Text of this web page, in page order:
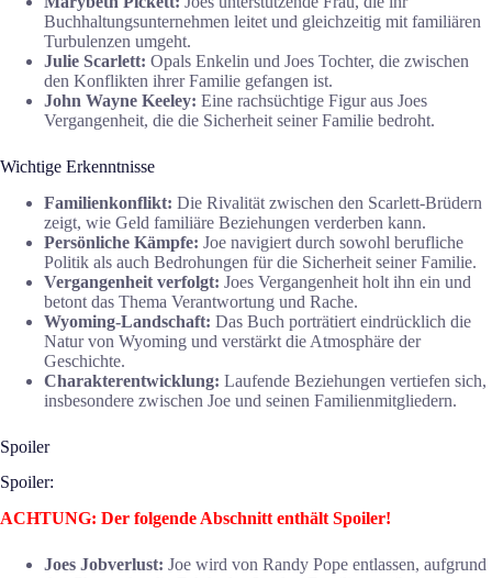
Buchhaltungsunternehmen leitet und gleichzeitig mit familiären
Turbulenzen umgeht.
Julie Scarlett: Opals Enkelin und Joes Tochter, die zwischen
den Konflikten ihrer Familie gefangen ist.
John Wayne Keeley: Eine rachsüchtige Figur aus Joes
Vergangenheit, die die Sicherheit seiner Familie bedroht.
Wichtige Erkenntnisse
Familienkonflikt: Die Rivalität zwischen den Scarlett-Brüdern
zeigt, wie Geld familiäre Beziehungen verderben kann.
Persönliche Kämpfe: Joe navigiert durch sowohl berufliche
Politik als auch Bedrohungen für die Sicherheit seiner Familie.
Vergangenheit verfolgt: Joes Vergangenheit holt ihn ein und
betont das Thema Verantwortung und Rache.
Wyoming-Landschaft: Das Buch porträtiert eindrücklich die
Natur von Wyoming und verstärkt die Atmosphäre der
Geschichte.
Charakterentwicklung: Laufende Beziehungen vertiefen sich,
insbesondere zwischen Joe und seinen Familienmitgliedern.
Spoiler
Spoiler:
ACHTUNG: Der folgende Abschnitt enthält Spoiler!
Joes Jobverlust: Joe wird von Randy Pope entlassen, aufgrund